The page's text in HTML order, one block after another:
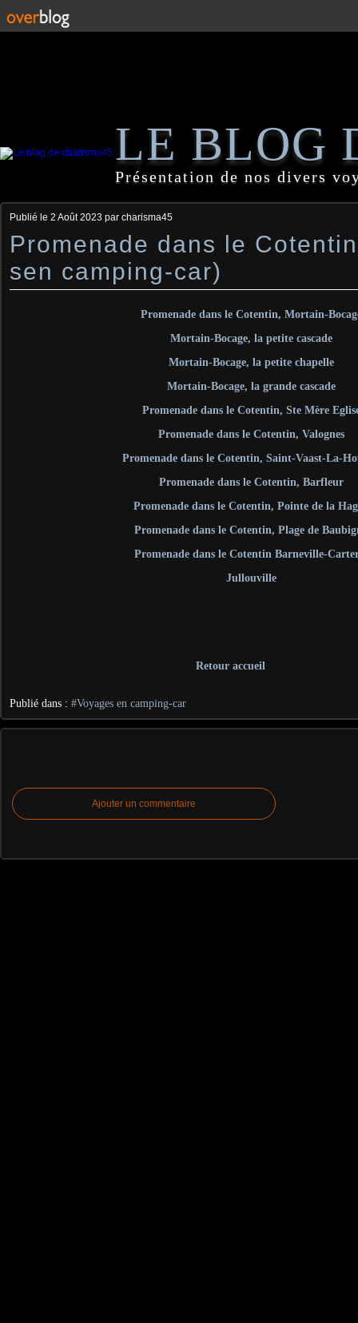
LE BLOG
Présentation de nos divers
Publié le 2 Août 2023 par charisma45
Promenade dans le
sen camping-car)
Promenade dans le Cotentin, Mortain-
Mortain-Bocage, la petite cascade
Mortain-Bocage, la petite chapelle
Mortain-Bocage, la grande cascade
Promenade dans le Cotentin, Ste Mère
Promenade dans le Cotentin, Valognes
Promenade dans le Cotentin, Saint-Vaast-La-
Promenade dans le Cotentin, Barfleur
Promenade dans le Cotentin, Pointe de la
Promenade dans le Cotentin, Plage de
Promenade dans le Cotentin Barneville-
Jullouville
Retour accueil
Publié dans : #Voyages en camping-car
Ajouter un commentaire